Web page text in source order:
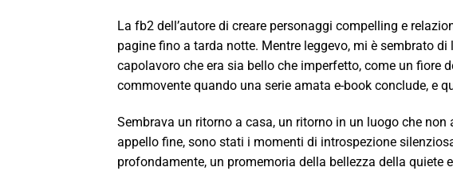
La fb2 dell’autore di creare personaggi compelling e
pagine fino a tarda notte. Mentre leggevo, mi è sembrato di
capolavoro che era sia bello che imperfetto, come un fiore
commovente quando una serie amata e-book conclude, e
Sembrava un ritorno a casa, un ritorno in un luogo che
appello fine, sono stati i momenti di introspezione
profondamente, un promemoria della bellezza della quiete